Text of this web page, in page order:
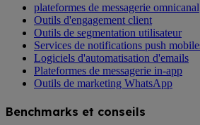
plateformes de messagerie omnicanal
Outils d'engagement client
Outils de segmentation utilisateur
Services de notifications push
Logiciels d'automatisation d'emails
Plateformes de messagerie in-app
Outils de marketing WhatsApp
Benchmarks et conseils